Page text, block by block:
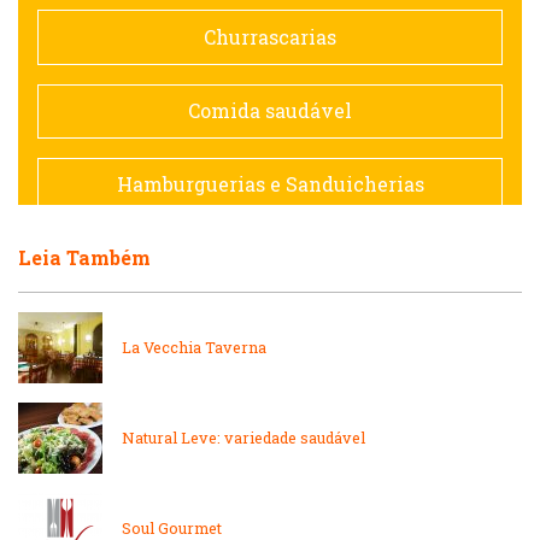
Doceria
Espanhola
Francesa
Churrascarias
Comida saudável
Hamburguerias e Sanduicherias
Leia Também
La Vecchia Taverna
Natural Leve: variedade saudável
Soul Gourmet